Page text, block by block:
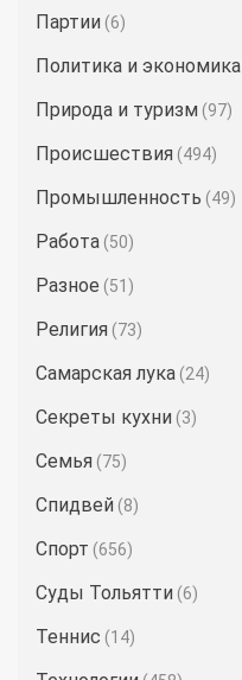
Партии (6)
Политика и экономика
Природа и туризм (97)
Происшествия (494)
Промышленность (49)
Работа (50)
Разное (51)
Религия (73)
Самарская лука (24)
Секреты кухни (3)
Семья (75)
Спидвей (8)
Спорт (656)
Суды Тольятти (6)
Теннис (14)